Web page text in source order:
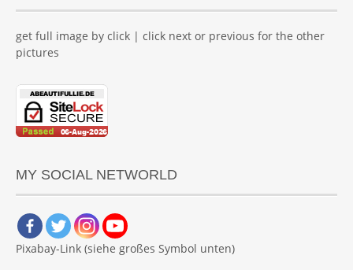
get full image by click | click next or previous for the other
pictures
MY SOCIAL NETWORLD
Pixabay-Link (siehe großes Symbol unten)